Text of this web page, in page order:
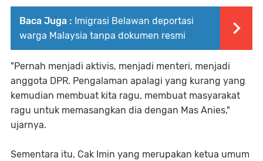
Baca Juga : Imigrasi Belawan deportasi
warga Malaysia tanpa dokumen resmi
"Pernah menjadi aktivis, menjadi menteri, menjadi
anggota DPR. Pengalaman apalagi yang kurang yang
kemudian membuat kita ragu, membuat masyarakat
ragu untuk memasangkan dia dengan Mas Anies,"
ujarnya.
Sementara itu, Cak Imin yang merupakan ketua umum